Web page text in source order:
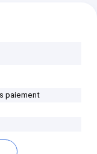
paiement